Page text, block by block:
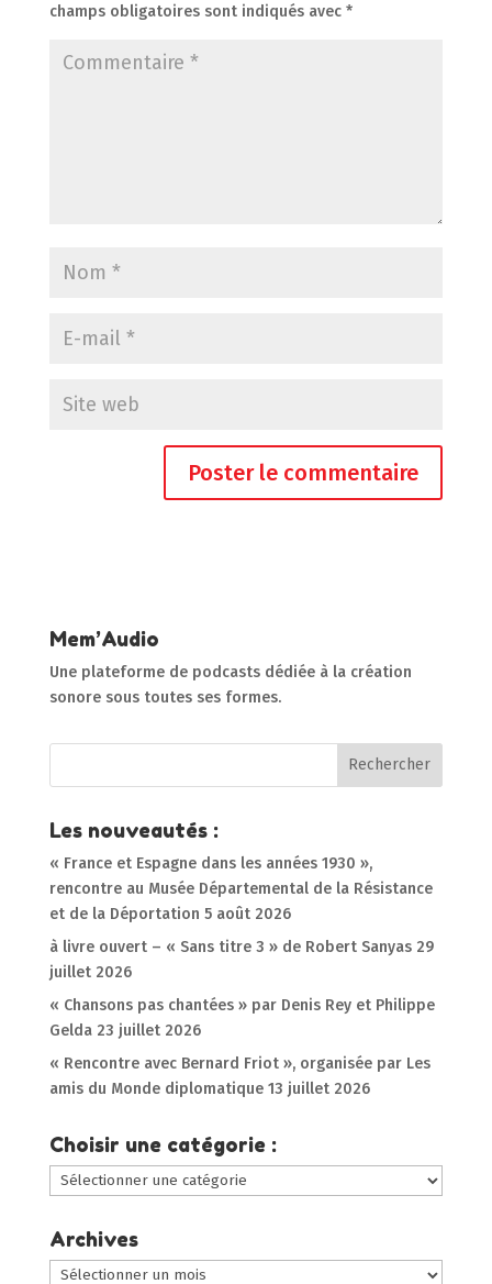
champs obligatoires sont indiqués avec *
Mem’Audio
Une plateforme de podcasts dédiée à la création
sonore sous toutes ses formes.
Les nouveautés :
« France et Espagne dans les années 1930 »,
rencontre au Musée Départemental de la Résistance
et de la Déportation 5 août 2026
à livre ouvert – « Sans titre 3 » de Robert Sanyas 29
juillet 2026
« Chansons pas chantées » par Denis Rey et Philippe
Gelda 23 juillet 2026
« Rencontre avec Bernard Friot », organisée par Les
amis du Monde diplomatique 13 juillet 2026
Choisir une catégorie :
Choisir
une
catégorie
:
Archives
Archives